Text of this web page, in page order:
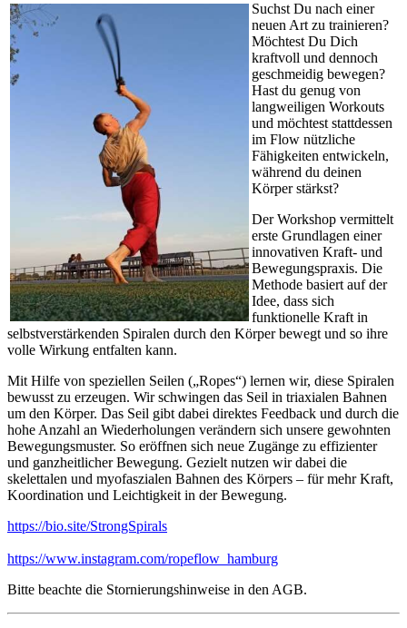
Suchst Du nach einer
neuen Art zu trainieren?
Möchtest Du Dich
kraftvoll und dennoch
geschmeidig bewegen?
Hast du genug von
langweiligen Workouts
und möchtest stattdessen
im Flow nützliche
Fähigkeiten entwickeln,
während du deinen
Körper stärkst?
Der Workshop vermittelt
erste Grundlagen einer
innovativen Kraft- und
Bewegungspraxis. Die
Methode basiert auf der
Idee, dass sich
funktionelle Kraft in
selbstverstärkenden Spiralen durch den Körper bewegt und so ihre
volle Wirkung entfalten kann.
Mit Hilfe von speziellen Seilen („Ropes“) lernen wir, diese Spiralen
bewusst zu erzeugen. Wir schwingen das Seil in triaxialen Bahnen
um den Körper. Das Seil gibt dabei direktes Feedback und durch die
hohe Anzahl an Wiederholungen verändern sich unsere gewohnten
Bewegungsmuster. So eröffnen sich neue Zugänge zu effizienter
und ganzheitlicher Bewegung. Gezielt nutzen wir dabei die
skelettalen und myofaszialen Bahnen des Körpers – für mehr Kraft,
Koordination und Leichtigkeit in der Bewegung.
https://bio.site/StrongSpirals
https://www.instagram.com/ropeflow_hamburg
Bitte beachte die Stornierungshinweise in den AGB.